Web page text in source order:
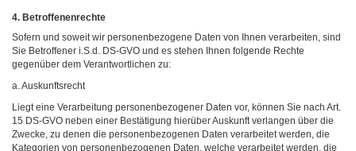
4. Betroffenenrechte
Sofern und soweit wir personenbezogene Daten von Ihnen verarbeiten, sind
Sie Betroffener i.S.d. DS-GVO und es stehen Ihnen folgende Rechte
gegenüber dem Verantwortlichen zu:
a. Auskunftsrecht
Liegt eine Verarbeitung personenbezogener Daten vor, können Sie nach Art.
15 DS-GVO neben einer Bestätigung hierüber Auskunft verlangen über die
Zwecke, zu denen die personenbezogenen Daten verarbeitet werden, die
Kategorien von personenbezogenen Daten, welche verarbeitet werden, die